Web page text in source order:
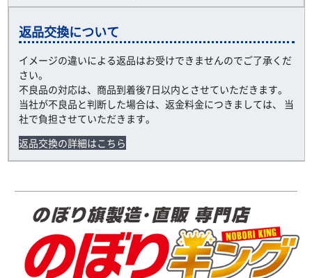
返品交換について
イメージの違いによる返品はお受けできませんのでご了承くだ
さい。
不良品の対応は、商品到着後7日以内とさせていただきます。
当社が不良品と判断した場合は、返金料金につきましては、 当
社で負担させていただきます。
返品交換の詳細はこちら